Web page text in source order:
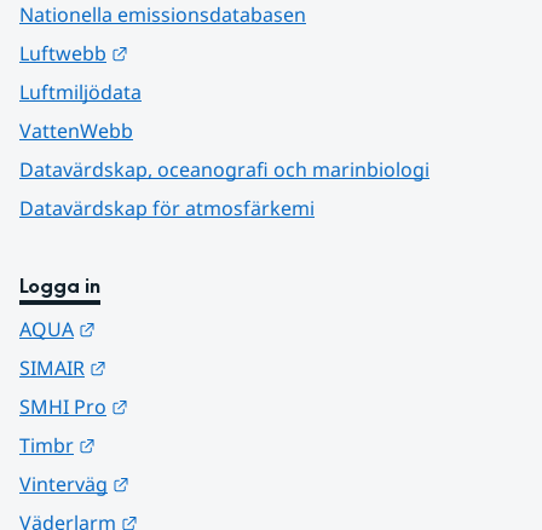
Nationella emissionsdatabasen
Luftwebb
Luftmiljödata
VattenWebb
Datavärdskap, oceanografi och marinbiologi
Datavärdskap för atmosfärkemi
Logga in
AQUA
SIMAIR
SMHI Pro
Timbr
Vinterväg
Väderlarm